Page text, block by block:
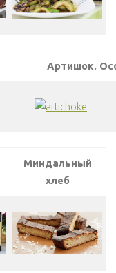
Артишок.
Миндальный
хлеб